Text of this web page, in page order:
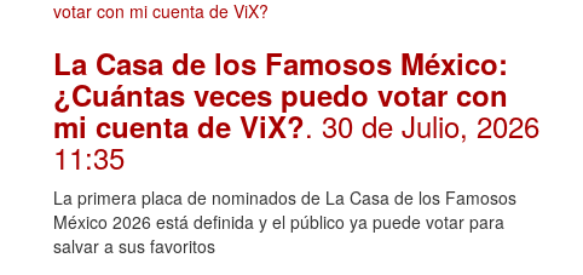
La Casa de los Famosos México:
¿Cuántas veces puedo votar con
mi cuenta de ViX?. 30 de Julio, 2026
11:35
La primera placa de nominados de La Casa de los Famosos
México 2026 está definida y el público ya puede votar para
salvar a sus favoritos